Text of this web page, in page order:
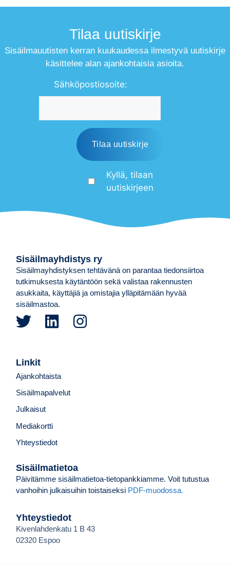
Tilaa uutiskirje
Sisäilmauutisten kerran kuukaudessa ilmestyvä uutiskirje
käsittelee alan ajankohtaisia asioita.
Sähköpostiosoite:
Kyllä, tilaan
uutiskirjeen
Sisäilmayhdistys ry
Sisäilmayhdistyksen tehtävänä on parantaa tiedonsiirtoa
tutkimuksesta käytäntöön sekä valistaa rakennusten
asukkaita, käyttäjiä ja omistajia ylläpitämään hyvää
sisäilmastoa.
Sisäilmatietoa
Päivitämme sisäilmatietoa-tietopankkiamme. Voit tutustua
vanhoihin julkaisuihin toistaiseksi PDF-muodossa.
Linkit
Ajankohtaista
Sisäilmapalvelut
Julkaisut
Mediakortti
Yhteystiedot
Yhteystiedot
Kivenlahdenkatu 1 B 43
02320 Espoo